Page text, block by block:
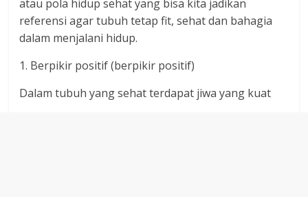
atau pola hidup sehat yang bisa kita jadikan
referensi agar tubuh tetap fit, sehat dan bahagia
dalam menjalani hidup.
1. Berpikir positif (berpikir positif)
Dalam tubuh yang sehat terdapat jiwa yang kuat